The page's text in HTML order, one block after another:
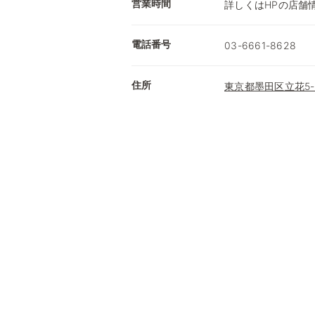
営業時間 詳しくはHPの店舗
電話番号 03-6661-8628
住所 東京都墨田区立花